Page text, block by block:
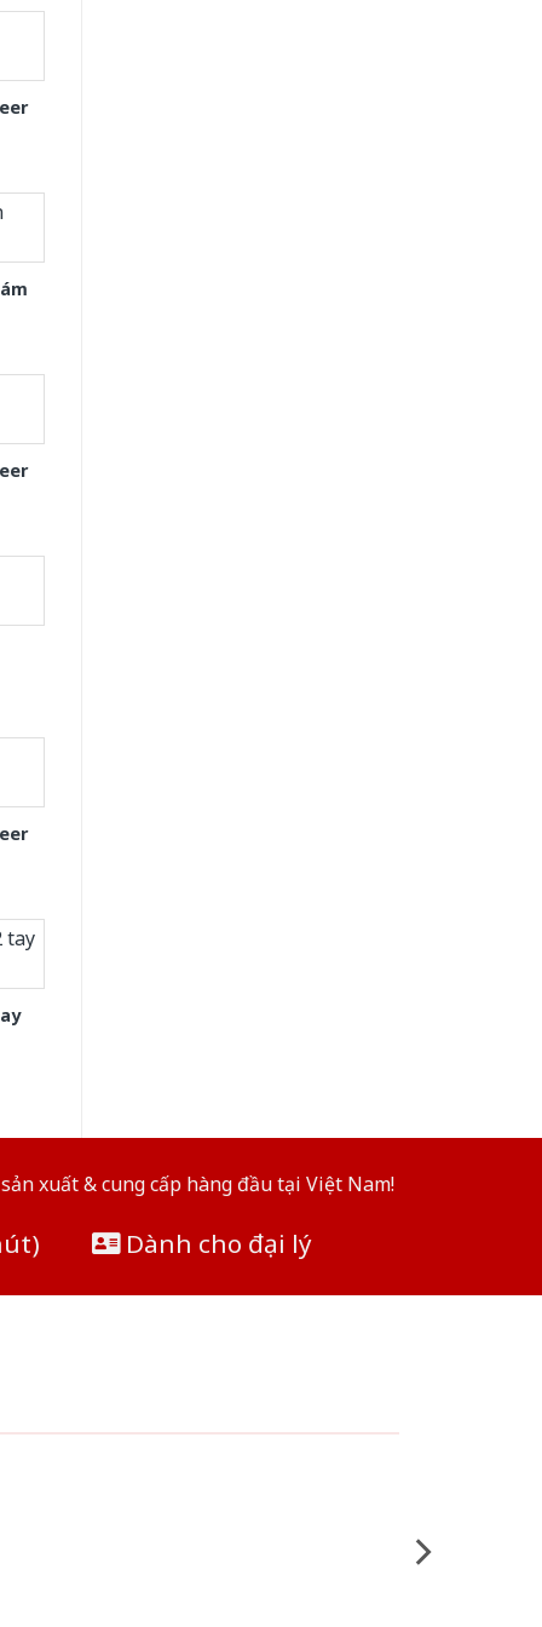
xuất & cung cấp hàng đầu tại Việt Nam!
Dành cho đại lý